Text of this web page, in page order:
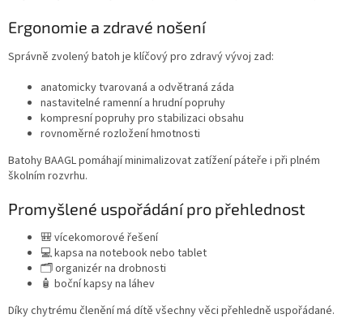
ý
i
u
Ergonomie a zdravé nošení
Správně zvolený batoh je klíčový pro zdravý vývoj zad:
anatomicky tvarovaná a odvětraná záda
nastavitelné ramenní a hrudní popruhy
kompresní popruhy pro stabilizaci obsahu
rovnoměrné rozložení hmotnosti
Batohy BAAGL pomáhají minimalizovat zatížení páteře i při plném
školním rozvrhu.
Promyšlené uspořádání pro přehlednost
🎒 vícekomorové řešení
💻 kapsa na notebook nebo tablet
🗂️ organizér na drobnosti
🧴 boční kapsy na láhev
Díky chytrému členění má dítě všechny věci přehledně uspořádané.